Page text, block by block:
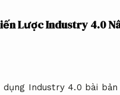
Lược Industry 4.0
Industry 4.0 bài